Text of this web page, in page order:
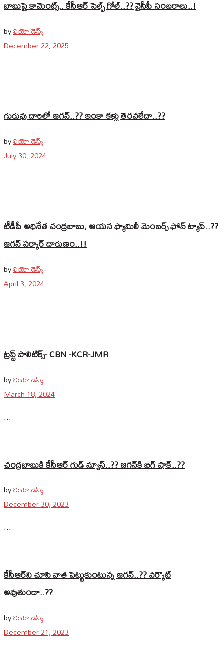
బాబుపై కామెంట్స్.. కేసీఆర్‌ సెల్ఫ్‌ గోల్‌..?? వైసీపీ సంబరాలు‌..‌!
byలియో డెస్క్
December 22, 2025
...
గురువు దారిలో జగన్‌..?? ఇంకా కళ్లు తెరవలేదా..??
byలియో డెస్క్
July 30, 2024
...
టీడీపీ అధినేత చంద్రబాబు, ఆయన ఫ్యామిలీ మెంబర్స్‌ ఫోన్ ట్యాప్..??
జగన్‌ సర్కార్‌ దారుణం..!!
byలియో డెస్క్
April 3, 2024
...
ట్రస్ట్ పాలిటిక్స్- CBN -KCR-JMR
byలియో డెస్క్
March 18, 2024
...
చంద్రబాబుకి కేసీఆర్‌ గుడ్‌ న్యూస్‌..?? జగన్‌కి బిగ్‌ షాక్‌..??
byలియో డెస్క్
December 30, 2023
...
కేసీఆర్‌ని చూసి వాత పెట్టుకుంటున్న జగన్‌..?? వర్కౌట్
అవుతుందా..??
byలియో డెస్క్
December 21, 2023